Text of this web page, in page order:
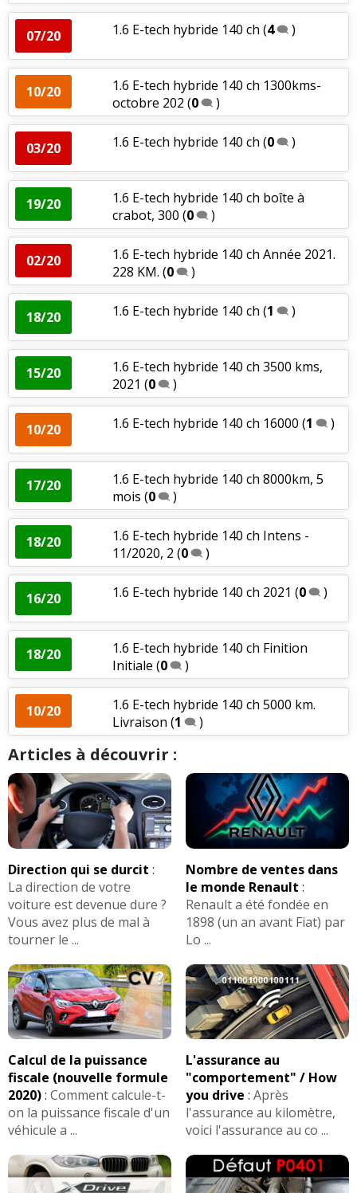
07/20 1.6 E-tech hybride 140 ch (4 )
10/20
1.6 E-tech hybride 140 ch 1300kms-
octobre 202 (0 )
03/20 1.6 E-tech hybride 140 ch (0 )
19/20
1.6 E-tech hybride 140 ch boîte à
crabot, 300 (0 )
02/20
1.6 E-tech hybride 140 ch Année 2021.
228 KM. (0 )
18/20 1.6 E-tech hybride 140 ch (1 )
15/20
1.6 E-tech hybride 140 ch 3500 kms,
2021 (0 )
10/20 1.6 E-tech hybride 140 ch 16000 (1 )
17/20
1.6 E-tech hybride 140 ch 8000km, 5
mois (0 )
18/20
1.6 E-tech hybride 140 ch Intens -
11/2020, 2 (0 )
16/20 1.6 E-tech hybride 140 ch 2021 (0 )
18/20
1.6 E-tech hybride 140 ch Finition
Initiale (0 )
10/20
1.6 E-tech hybride 140 ch 5000 km.
Livraison (1 )
Articles à découvrir :
Direction qui se durcit :
La direction de votre
voiture est devenue dure ?
Vous avez plus de mal à
tourner le ...
Nombre de ventes dans
le monde Renault :
Renault a été fondée en
1898 (un an avant Fiat) par
Lo ...
Calcul de la puissance
fiscale (nouvelle formule
2020): Comment calcule-t-
on la puissance fiscale d'un
véhicule a ...
L'assurance au
"comportement" / How
you drive : Après
l'assurance au kilomètre,
voici l'assurance au co ...